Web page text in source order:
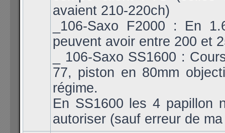
avaient 210-220ch)
_106-Saxo F2000 : En
peuvent avoir entre 200 et
_ 106-Saxo SS1600 :
77, piston en 80mm
régime.
En SS1600 les 4 papillon
autoriser (sauf erreur de